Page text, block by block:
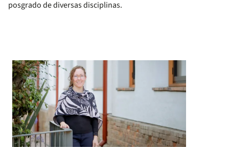
posgrado de diversas disciplinas.